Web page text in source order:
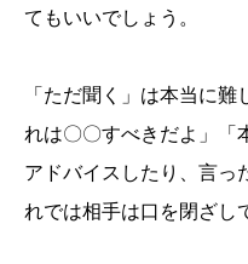
てもいいでしょう。
「ただ聞く」は本当に
れは〇〇すべきだよ」「
アドバイスしたり、言っ
れでは相手は口を閉ざし